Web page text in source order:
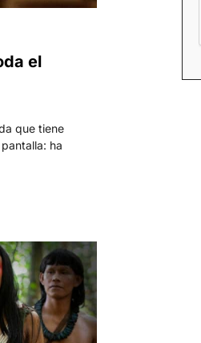
el
que tiene
ha